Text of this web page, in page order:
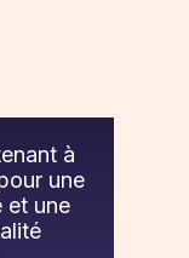
à
une
et une